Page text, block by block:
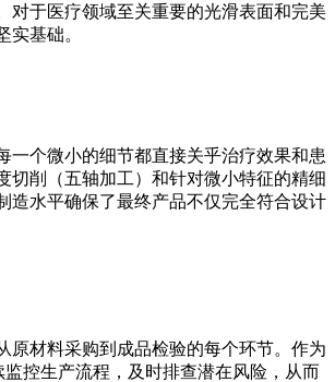
对于医疗领域至关重要的光滑表面和完美
基础。
个微小的细节都直接关乎治疗效果和患
切削（五轴加工）和针对微小特征的精细
造水平确保了最终产品不仅完全符合设计
原材料采购到成品检验的每个环节。作为
控生产流程，及时排查潜在风险，从而